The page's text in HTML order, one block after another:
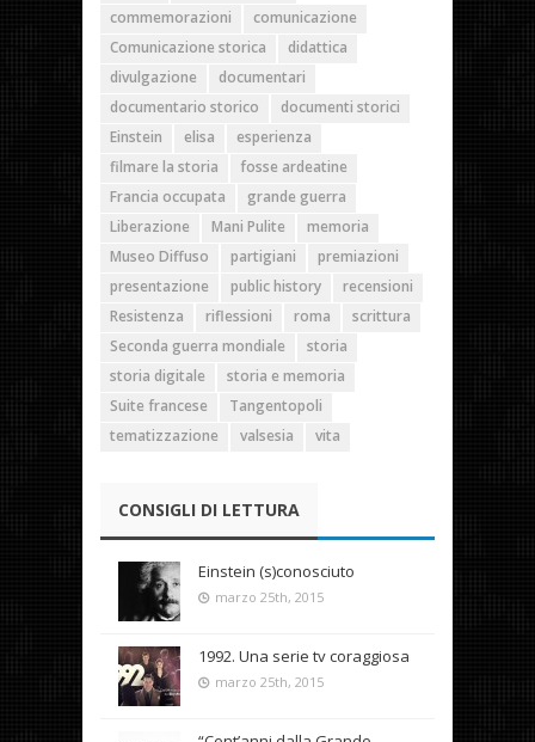
commemorazioni
comunicazione
Comunicazione storica
didattica
divulgazione
documentari
documentario storico
documenti storici
Einstein
elisa
esperienza
filmare la storia
fosse ardeatine
Francia occupata
grande guerra
Liberazione
Mani Pulite
memoria
Museo Diffuso
partigiani
premiazioni
presentazione
public history
recensioni
Resistenza
riflessioni roma
scrittura
Seconda guerra mondiale
storia
storia digitale
storia e memoria
Suite francese
Tangentopoli
tematizzazione
valsesia vita
CONSIGLI DI LETTURA
Einstein (s)conosciuto
marzo 25th, 2015
1992. Una serie tv coraggiosa
marzo 25th, 2015